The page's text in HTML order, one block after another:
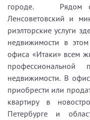
городе. Рядом с
Ленсоветовский и
риэлторские услуги
недвижимости в
офиса «Итаки» всем
недвижимости. В
приобрести или
квартиру в
Петербурге и